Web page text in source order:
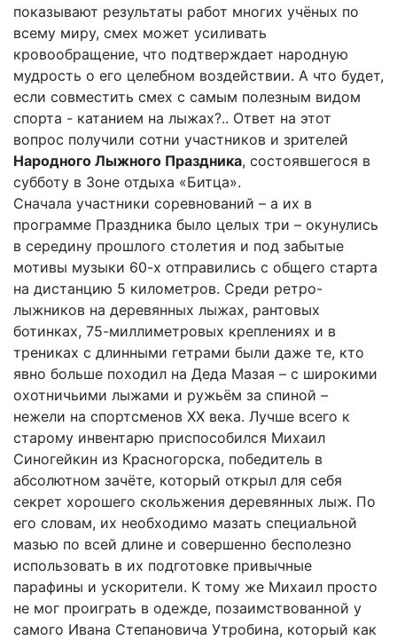
показывают результаты работ многих учёных по
всему миру, смех может усиливать
кровообращение, что подтверждает народную
мудрость о его целебном воздействии. А что будет,
если совместить смех с самым полезным видом
спорта - катанием на лыжах?.. Ответ на этот
вопрос получили сотни участников и зрителей
Народного Лыжного Праздника, состоявшегося в
субботу в Зоне отдыха «Битца».
Сначала участники соревнований – а их в
программе Праздника было целых три – окунулись
в середину прошлого столетия и под забытые
мотивы музыки 60-х отправились с общего старта
на дистанцию 5 километров. Среди ретро-
лыжников на деревянных лыжах, рантовых
ботинках, 75-миллиметровых креплениях и в
трениках с длинными гетрами были даже те, кто
явно больше походил на Деда Мазая – с широкими
охотничьими лыжами и ружьём за спиной –
нежели на спортсменов XX века. Лучше всего к
старому инвентарю приспособился Михаил
Синогейкин из Красногорска, победитель в
абсолютном зачёте, который открыл для себя
секрет хорошего скольжения деревянных лыж. По
его словам, их необходимо мазать специальной
мазью по всей длине и совершенно бесполезно
использовать в их подготовке привычные
парафины и ускорители. К тому же Михаил просто
не мог проиграть в одежде, позаимствованной у
самого Ивана Степановича Утробина, который как